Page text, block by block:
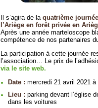
Il s’agira de la quatrième
l’Ariège en forêt privée en
Après une année marteloscope
compétence de nos partenaires
La participation à cette journée
l’association… Le prix de
via le site web.
Date : mercredi 21 avril 2021 à
Lieu : parking devant l’église
dans les voitures